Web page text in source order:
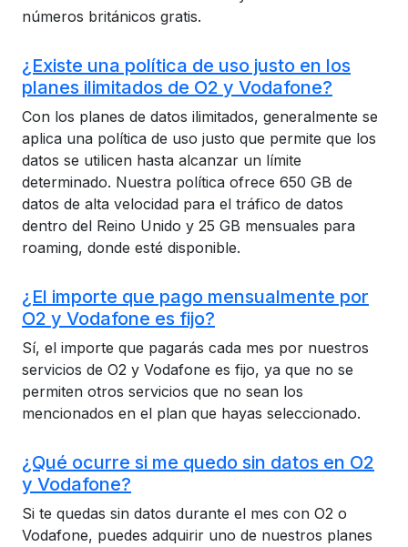
números británicos gratis.
¿Existe una política de uso justo en los
planes ilimitados de O2 y Vodafone?
Con los planes de datos ilimitados, generalmente se
aplica una política de uso justo que permite que los
datos se utilicen hasta alcanzar un límite
determinado. Nuestra política ofrece 650 GB de
datos de alta velocidad para el tráfico de datos
dentro del Reino Unido y 25 GB mensuales para
roaming, donde esté disponible.
¿El importe que pago mensualmente por
O2 y Vodafone es fijo?
Sí, el importe que pagarás cada mes por nuestros
servicios de O2 y Vodafone es fijo, ya que no se
permiten otros servicios que no sean los
mencionados en el plan que hayas seleccionado.
¿Qué ocurre si me quedo sin datos en O2
y Vodafone?
Si te quedas sin datos durante el mes con O2 o
Vodafone, puedes adquirir uno de nuestros planes